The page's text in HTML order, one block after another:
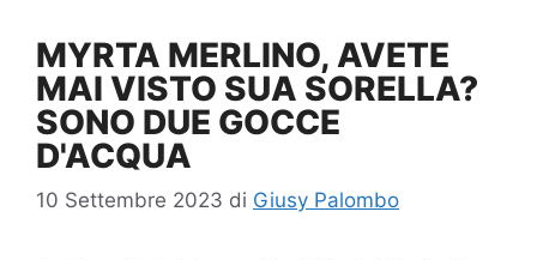
MYRTA MERLINO, AVETE
MAI VISTO SUA SORELLA?
SONO DUE GOCCE
D'ACQUA
10 Settembre 2023 di Giusy Palombo